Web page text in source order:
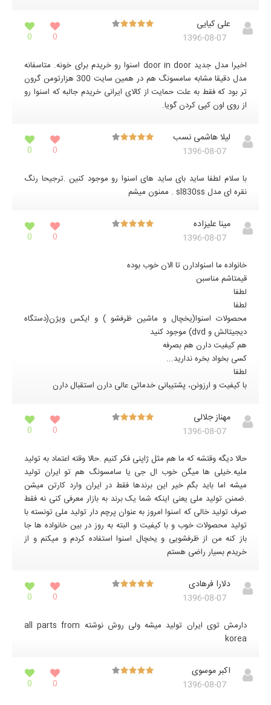
علی کیایی
1396-08-07
0
0
اخیرا مدل جدید door in door اسنوا رو خریدم برای خونه. متاسفانه
مدل دقیقا مشابه سامسونگ هم در همین سایت 300 هزارتومن گرون
تر بود که فقط به علت حمایت از کالای ایرانی خریدم جالبه که اسنوا رو
از روی اون کپی کردن گویا.
لیلا هاشمی نسب
1396-08-07
0
0
با سلام لطفا ساید بای ساید های اسنوا رو موجود کنین .ترجیحا رنگ
نقره ای مدل sl830ss . ممنون میشم
مینا علیزاده
1396-08-07
0
0
خانواده ما اسنوادارن تا الان خوب بوده
قیمتاشم مناسبن
لطفا
لطفا
محصولات اسنوا(یخچال و ماشین ظرفشو ) و ایکس ویژن(دستگاه
دیجیتالش و dvd) موجود کنید
هم کیفیت دارن هم بصرفه
کسی بخواد بخره ندارید...
لطفا
با کیفیت و ارزونن، پشتیبانی خدماتی عالی دارن استقبال دارن
مهناز جلالی
1396-08-07
0
0
حالا دیگه وقتشه که ما هم مثل ژاپنی فکر کنیم .حالا وقته اعتماد به تولید
ملیه.خیلی ها میگن خوب ال جی یا سامسونگ هم تو ایران تولید
میشه اما باید بگم خیر این برندها فقط در ایران وارد کارتن میشن
.ضمنن تولید ملی یعنی اینکه شما یک برند به بازار معرفی کنی نه فقط
صرف تولید خالی که اسنوا امروز به عنوان پرچم دار تولید ملی تونسته با
تولید محصولات خوب و با کیفیت و البته به روز در بین خانواده ها جا
باز کنه من از ظرفشویی و یخچال اسنوا استفاده کردم و میکنم و از
خریدم بسیار راضی هستم
دلارا فرهادی
1396-08-07
0
0
دارمش توی ایران تولید میشه ولی روش نوشته all parts from
korea
اکبر موسوی
1396-08-07
0
0